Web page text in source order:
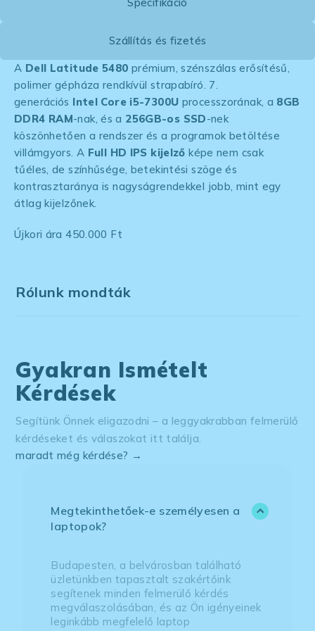
Szállítás és fizetés
A Dell Latitude 5480 prémium, szénszálas erősítésű,
polimer gépháza rendkívül strapabíró. 7.
generációs Intel Core i5-7300U processzorának, a 8GB
DDR4 RAM-nak, és a 256GB-os SSD-nek
köszönhetően a rendszer és a programok betöltése
villámgyors. A Full HD IPS kijelző képe nem csak
tűéles, de színhűsége, betekintési szöge és
kontrasztaránya is nagyságrendekkel jobb, mint egy
átlag kijelzőnek.
Újkori ára 450.000 Ft
Rólunk mondták
Gyakran Ismételt
Kérdések
Segítünk Önnek eligazodni – a leggyakrabban felmerülő
kérdéseket és válaszokat itt találja.
maradt még kérdése? →
Megtekinthetőek-e személyesen a
laptopok?
Budapesten, a belvárosban található
üzletünkben tapasztalt szakértőink
segítenek minden felmerülő kérdés
megválaszolásában, és az Ön igényeinek
leginkább megfelelő laptop